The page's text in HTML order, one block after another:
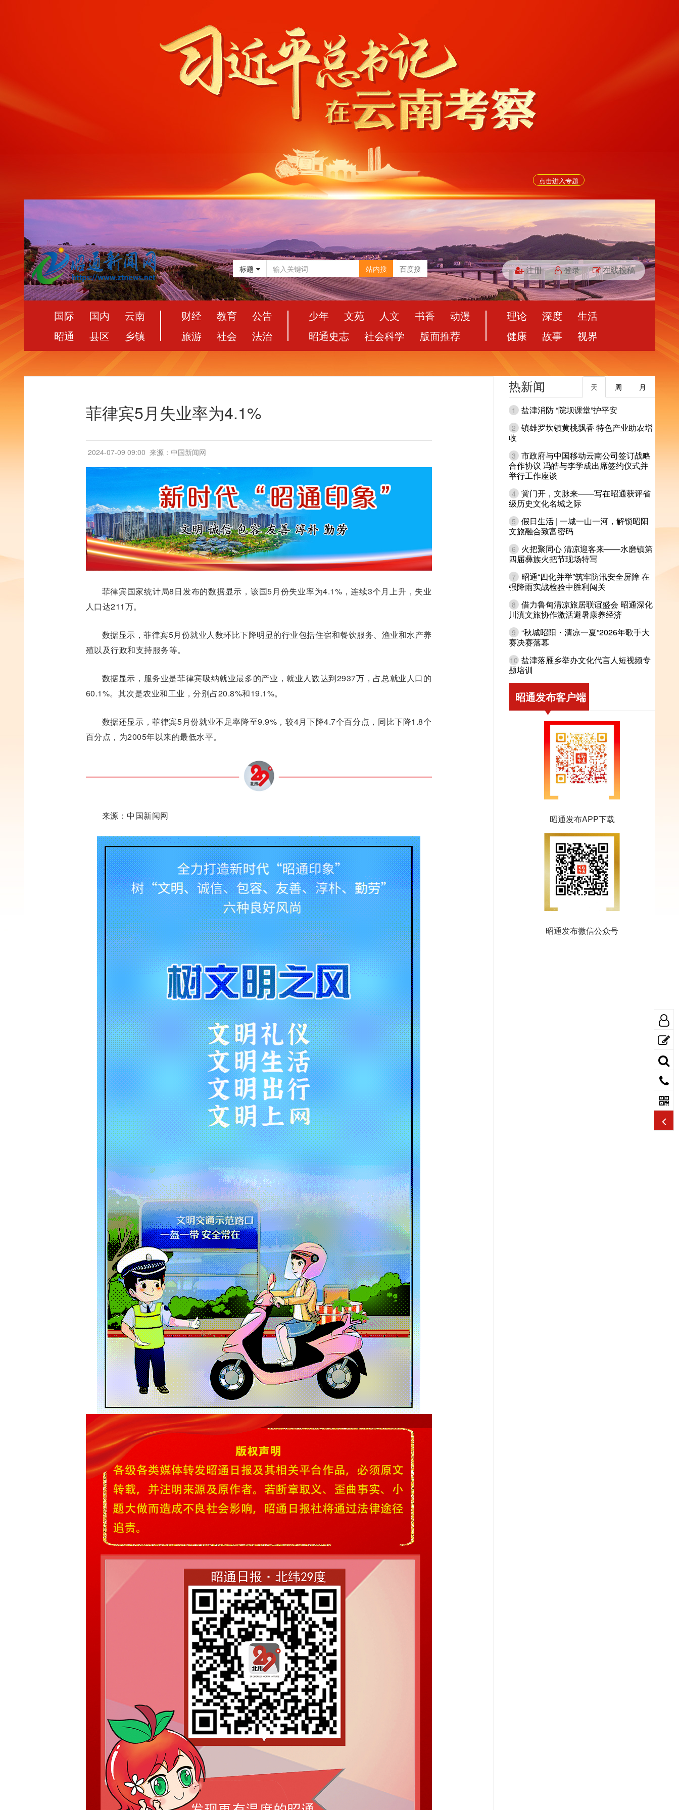
点击进入专题
标题 站内搜 百度搜 注册 登录 在线投稿
国际 国内
云南
昭通
县区 乡镇
财经 教育
公告
旅游
社会 法治
少年 文苑 人文 书香
动漫
昭通史志
社会科学 版面推荐
理论 深度
生活
健康
故事 视界
菲律宾5月失业率为4.1%
2024-07-09 09:00 来源：中国新闻网
菲律宾国家统计局8日发布的数据显示，该国5月份失业率为4.1%，连续3个月上升，失业
人口达211万。
数据显示，菲律宾5月份就业人数环比下降明显的行业包括住宿和餐饮服务、渔业和水产养
殖以及行政和支持服务等。
数据显示，服务业是菲律宾吸纳就业最多的产业，就业人数达到2937万，占总就业人口的
60.1%。其次是农业和工业，分别占20.8%和19.1%。
数据还显示，菲律宾5月份就业不足率降至9.9%，较4月下降4.7个百分点，同比下降1.8个
百分点，为2005年以来的最低水平。
来源：中国新闻网
热新闻 月
周
天
1 盐津消防 “院坝课堂”护平安
2 镇雄罗坎镇黄桃飘香 特色产业助农增
收
3 市政府与中国移动云南公司签订战略
合作协议 冯皓与李学成出席签约仪式并
举行工作座谈
4 黉门开，文脉来——写在昭通获评省
级历史文化名城之际
5 假日生活 | 一城一山一河，解锁昭阳
文旅融合致富密码
6
火把聚同心 清凉迎客来——水磨镇第
四届彝族火把节现场特写
7
昭通“四化并举”筑牢防汛安全屏障 在
强降雨实战检验中胜利闯关
8 借力鲁甸清凉旅居联谊盛会 昭通深化
川滇文旅协作激活避暑康养经济
9 “秋城昭阳・清凉一夏”2026年歌手大
赛决赛落幕
10 盐津落雁乡举办文化代言人短视频专
题培训
昭通发布客户端
昭通发布APP下载
昭通发布微信公众号